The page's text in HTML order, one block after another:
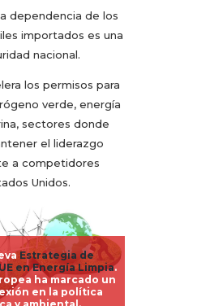
dependencia de los
importados es una
nacional.
los permisos para
verde, energía
sectores donde
el liderazgo
a competidores
Unidos.
Estrategia de
en Energía Limpia.
ha marcado un
en la política